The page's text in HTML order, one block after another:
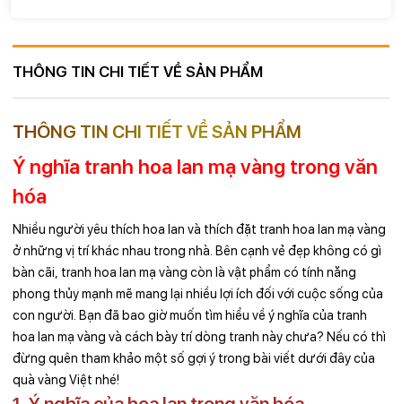
THÔNG TIN CHI TIẾT VỀ SẢN PHẨM
THÔNG TIN CHI TIẾT VỀ SẢN PHẨM
Ý nghĩa tranh hoa lan mạ vàng trong văn
hóa
Nhiều người yêu thích hoa lan và thích đặt tranh hoa lan mạ vàng
ở những vị trí khác nhau trong nhà. Bên cạnh vẻ đẹp không có gì
bàn cãi, tranh hoa lan mạ vàng còn là vật phẩm có tính năng
phong thủy mạnh mẽ mang lại nhiều lợi ích đối với cuộc sống của
con người. Bạn đã bao giờ muốn tìm hiểu về ý nghĩa của tranh
hoa lan mạ vàng và cách bày trí dòng tranh này chưa? Nếu có thì
đừng quên tham khảo một số gợi ý trong bài viết dưới đây của
quà vàng Việt nhé!